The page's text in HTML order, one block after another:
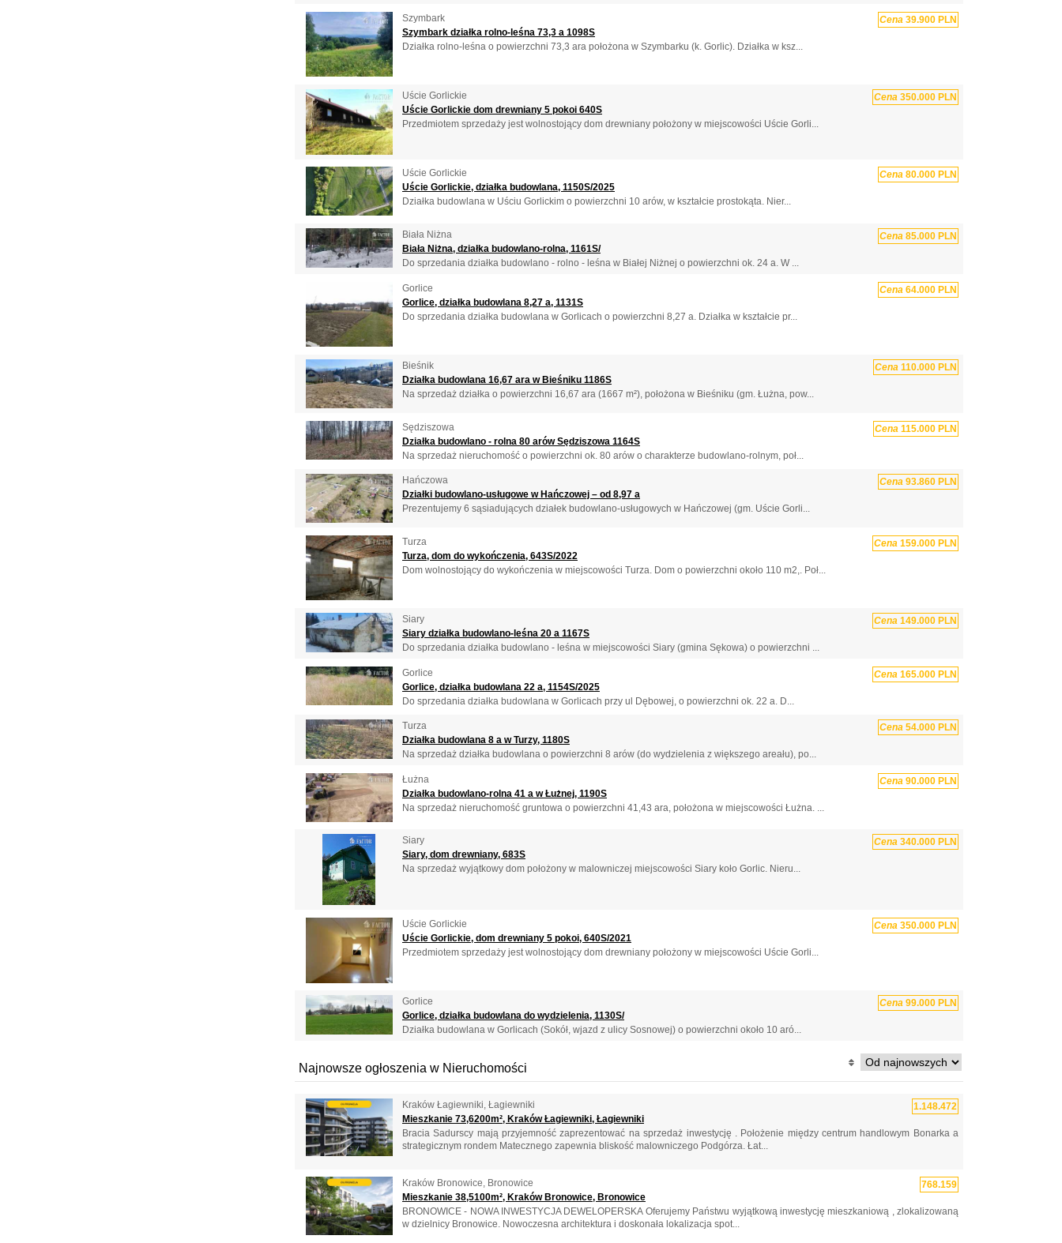
Szymbark Cena 39.900 PLN
Szymbark działka rolno-leśna 73,3 a 1098S
Działka rolno-leśna o powierzchni 73,3 ara położona w Szymbarku (k. Gorlic). Działka w ksz...
Uście Gorlickie Cena 350.000 PLN
Uście Gorlickie dom drewniany 5 pokoi 640S
Przedmiotem sprzedaży jest wolnostojący dom drewniany położony w miejscowości Uście Gorli...
Uście Gorlickie Cena 80.000 PLN
Uście Gorlickie, działka budowlana, 1150S/2025
Działka budowlana w Uściu Gorlickim o powierzchni 10 arów, w kształcie prostokąta. Nier...
Biała Niżna Cena 85.000 PLN
Biała Niżna, działka budowlano-rolna, 1161S/
Do sprzedania działka budowlano - rolno - leśna w Białej Niżnej o powierzchni ok. 24 a. W ...
Gorlice Cena 64.000 PLN
Gorlice, działka budowlana 8,27 a, 1131S
Do sprzedania działka budowlana w Gorlicach o powierzchni 8,27 a. Działka w kształcie pr...
Bieśnik Cena 110.000 PLN
Działka budowlana 16,67 ara w Bieśniku 1186S
Na sprzedaż działka o powierzchni 16,67 ara (1667 m²), położona w Bieśniku (gm. Łużna, pow...
Sędziszowa Cena 115.000 PLN
Działka budowlano - rolna 80 arów Sędziszowa 1164S
Na sprzedaż nieruchomość o powierzchni ok. 80 arów o charakterze budowlano-rolnym, poł...
Hańczowa Cena 93.860 PLN
Działki budowlano-usługowe w Hańczowej – od 8,97 a
Prezentujemy 6 sąsiadujących działek budowlano-usługowych w Hańczowej (gm. Uście Gorli...
Turza Cena 159.000 PLN
Turza, dom do wykończenia, 643S/2022
Dom wolnostojący do wykończenia w miejscowości Turza. Dom o powierzchni około 110 m2,. Poł...
Siary Cena 149.000 PLN
Siary działka budowlano-leśna 20 a 1167S
Do sprzedania działka budowlano - leśna w miejscowości Siary (gmina Sękowa) o powierzchni ...
Gorlice Cena 165.000 PLN
Gorlice, działka budowlana 22 a, 1154S/2025
Do sprzedania działka budowlana w Gorlicach przy ul Dębowej, o powierzchni ok. 22 a. D...
Turza Cena 54.000 PLN
Działka budowlana 8 a w Turzy, 1180S
Na sprzedaż działka budowlana o powierzchni 8 arów (do wydzielenia z większego areału), po...
Łużna Cena 90.000 PLN
Działka budowlano-rolna 41 a w Łużnej, 1190S
Na sprzedaż nieruchomość gruntowa o powierzchni 41,43 ara, położona w miejscowości Łużna. ...
Siary Cena 340.000 PLN
Siary, dom drewniany, 683S
Na sprzedaż wyjątkowy dom położony w malowniczej miejscowości Siary koło Gorlic. Nieru...
Uście Gorlickie Cena 350.000 PLN
Uście Gorlickie, dom drewniany 5 pokoi, 640S/2021
Przedmiotem sprzedaży jest wolnostojący dom drewniany położony w miejscowości Uście Gorli...
Gorlice Cena 99.000 PLN
Gorlice, działka budowlana do wydzielenia, 1130S/
Działka budowlana w Gorlicach (Sokół, wjazd z ulicy Sosnowej) o powierzchni około 10 aró...
Najnowsze ogłoszenia w Nieruchomości
1.148.472
Kraków Łagiewniki, Łagiewniki
Mieszkanie 73,6200m², Kraków Łagiewniki, Łagiewniki
Bracia Sadurscy mają przyjemność zaprezentować na sprzedaż inwestycję . Położenie między centrum handlowym Bonarka a
strategicznym rondem Matecznego zapewnia bliskość malowniczego Podgórza. Łat...
768.159
Kraków Bronowice, Bronowice
Mieszkanie 38,5100m², Kraków Bronowice, Bronowice
BRONOWICE - NOWA INWESTYCJA DEWELOPERSKA Oferujemy Państwu wyjątkową inwestycję mieszkaniową , zlokalizowaną
w dzielnicy Bronowice. Nowoczesna architektura i doskonała lokalizacja spot...